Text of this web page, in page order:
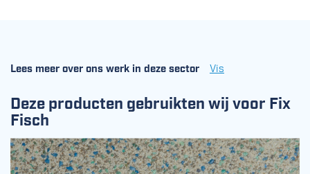
Lees meer over ons werk in deze sector Vis
Deze producten gebruikten wij voor Fix
Fisch